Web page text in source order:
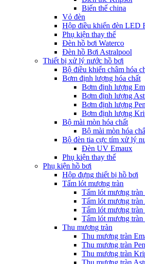
Biến thế china
Vỏ đèn
Hộp điều khiển đèn LED
Phụ kiện thay thế
Đèn hồ bơi Waterco
Đèn hồ Bơi Astralpool
Thiết bị xử lý nước hồ bơi
Bộ điều khiển châm hóa
Bơm định lượng hóa chất
Bơm định lượng
Bơm định lượng
Bơm định lượng
Bơm định lượng
Bộ mài mòn hóa chất
Bộ mài mòn hóa
Bộ đèn tia cực tím xử lý
Đèn UV Emaux
Phụ kiện thay thế
Phụ kiện hồ bơi
Hộp đựng thiết bị hồ bơi
Tấm lót mương tràn
Tấm lót mương
Tấm lót mương tràn
Tấm lót mương tràn
Tấm lót mương
Thu mương tràn
Thu mương tràn
Thu mương tràn
Thu mương tràn
Thu mương tràn